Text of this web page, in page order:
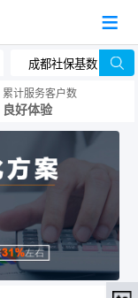
累计服务客户数
良好体验